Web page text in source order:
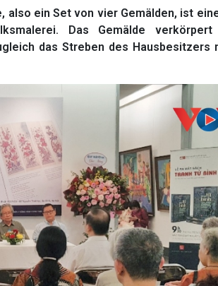
also ein Set von vier Gemälden, ist
Das Gemälde verkörpert
das Streben des Hausbesitzers